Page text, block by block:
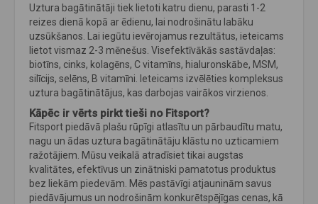
Uztura bagātinātāji tiek lietoti katru dienu, parasti 1-2
reizes dienā kopā ar ēdienu, lai nodrošinātu labāku
uzsūkšanos. Lai iegūtu ievērojamus rezultātus, ieteicams
lietot vismaz 2-3 mēnešus. Visefektīvākās sastāvdaļas:
biotīns, cinks, kolagēns, C vitamīns, hialuronskābe, MSM,
silīcijs, selēns, B vitamīni. Ieteicams izvēlēties kompleksus
uztura bagātinātājus, kas darbojas vairākos virzienos.
Kāpēc ir vērts pirkt tieši no Fitsport?
Fitsport piedāvā plašu rūpīgi atlasītu un pārbaudītu matu,
nagu un ādas uztura bagātinātāju klāstu no uzticamiem
ražotājiem. Mūsu veikalā atradīsiet tikai augstas
kvalitātes, efektīvus un zinātniski pamatotus produktus
bez liekām piedevām. Mēs pastāvīgi atjauninām savus
piedāvājumus un nodrošinām konkurētspējīgas cenas, kā